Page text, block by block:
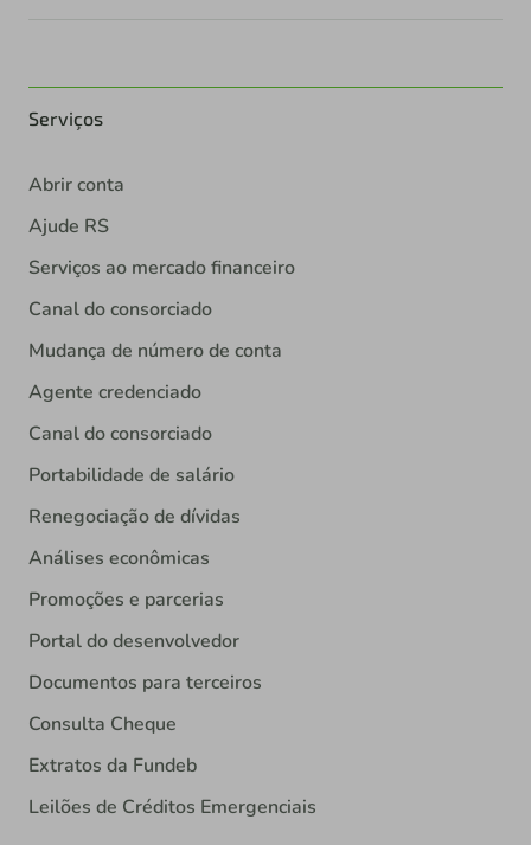
Serviços
Abrir conta
Ajude RS
Serviços ao mercado financeiro
Canal do consorciado
Mudança de número de conta
Agente credenciado
Canal do consorciado
Portabilidade de salário
Renegociação de dívidas
Análises econômicas
Promoções e parcerias
Portal do desenvolvedor
Documentos para terceiros
Consulta Cheque
Extratos da Fundeb
Leilões de Créditos Emergenciais